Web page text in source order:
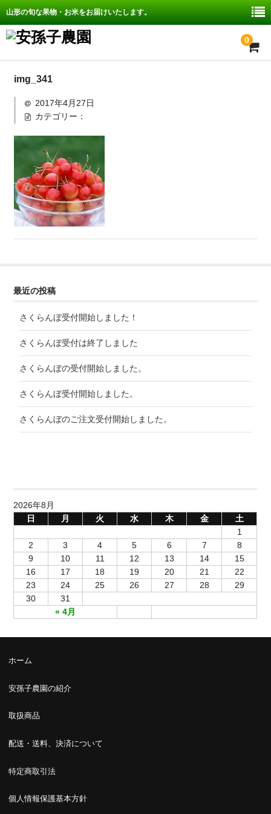
山形の旬な果物・お米をお届けいたします。
0
ホーム
安孫子農園の紹介
配送・送料、決済について
お問い合わせ
img_341
2017年4月27日
カテゴリー：
最近の投稿
さくらんぼ受付開始しました！
さくらんぼ受付は終了しました
さくらんぼの受付開始しました。
さくらんぼ受付開始しました。
さくらんぼのご注文受付開始しました。
2026年8月
日
月 火 水 木 金 土
« 4月
1
2
3 4 5 6 7
8
9
10 11 12 13 14
15
16
17 18 19 20 21
22
23
24 25 26 27 28
29
30
31
ホーム
安孫子農園の紹介
取扱商品
配送・送料、決済について
特定商取引法
個人情報保護基本方針